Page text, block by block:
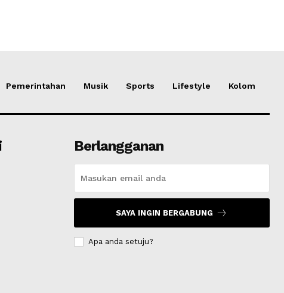
Pemerintahan Musik Sports Lifestyle Kolom
Berlangganan
SAYA INGIN BERGABUNG
Apa anda setuju?